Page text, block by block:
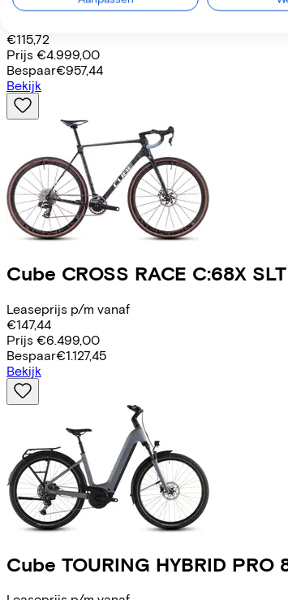
€115,72
Prijs €4.999,00
Bespaar€957,44
Bekijk
Cube CROSS RACE C:68X SLT
Leaseprijs p/m vanaf
€147,44
Prijs €6.499,00
Bespaar€1.127,45
Bekijk
Cube TOURING HYBRID PRO